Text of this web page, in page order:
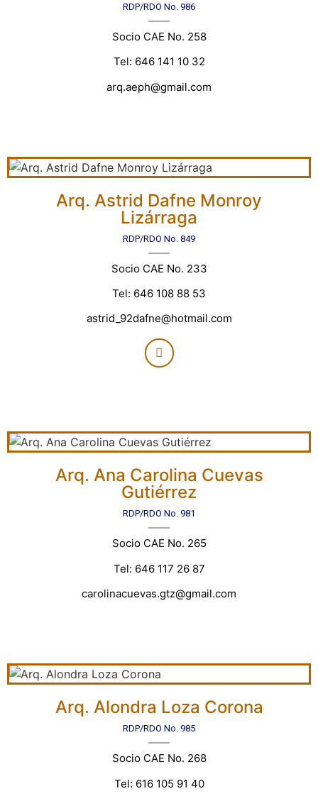
RDP/RDO No. 986
Socio CAE No. 258
Tel: 646 141 10 32
arq.aeph@gmail.com
Arq. Astrid Dafne Monroy
Lizárraga
RDP/RDO No. 849
Socio CAE No. 233
Tel: 646 108 88 53
astrid_92dafne@hotmail.com
Arq. Ana Carolina Cuevas
Gutiérrez
RDP/RDO No. 981
Socio CAE No. 265
Tel: 646 117 26 87
carolinacuevas.gtz@gmail.com
Arq. Alondra Loza Corona
RDP/RDO No. 985
Socio CAE No. 268
Tel: 616 105 91 40